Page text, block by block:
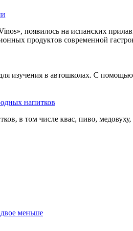
появилось на испанских
продуктов современной
изучения в автошколах. С
напитков
в том числе квас, пиво,
меньше